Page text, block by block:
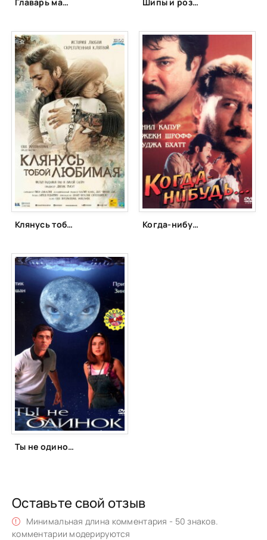
Клянусь тобой, любимая (2016) Когда-нибудь... (1998)
Ты не одинок (2003)
Оставьте свой отзыв
Минимальная длина комментария - 50 знаков.
комментарии модерируются